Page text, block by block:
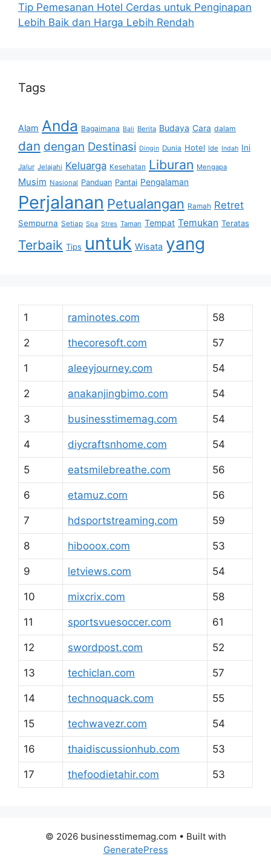
Tip Pemesanan Hotel Cerdas untuk Penginapan
Lebih Baik dan Harga Lebih Rendah
Tags
Alam Anda Bagaimana Bali Berita Budaya Cara dalam
dan dengan Destinasi Dingin Dunia Hotel Ide Indah Ini
Jalur Jelajahi Keluarga Kesehatan Liburan Mengapa
Musim Nasional Panduan Pantai Pengalaman
Perjalanan Petualangan Ramah Retret
Sempurna Setiap Spa Stres Taman Tempat Temukan Teratas
Terbaik Tips untuk Wisata yang
1 raminotes.com 58
2 thecoresoft.com 57
1 aleeyjourney.com 54
2 anakanjingbimo.com 54
3 businesstimemag.com 54
4 diycraftsnhome.com 54
5 eatsmilebreathe.com 56
6 etamuz.com 56
7 hdsportstreaming.com 59
8 hibooox.com 53
9 letviews.com 54
10 mixcrix.com 58
11 sportsvuesoccer.com 61
12 swordpost.com 52
13 techiclan.com 57
14 technoquack.com 55
15 techwavezr.com 54
16 thaidiscussionhub.com 53
17 thefoodietahir.com 53
© 2026 businesstimemag.com • Built with
GeneratePress